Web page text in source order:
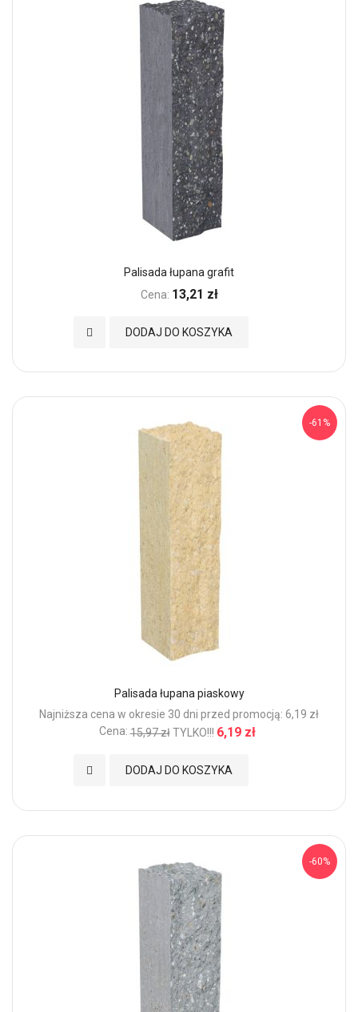
Palisada łupana grafit
Cena: 13,21 zł
DODAJ DO KOSZYKA
Dodaj do Ulubionych
-61%
Palisada łupana piaskowy
Najniższa cena w okresie 30 dni przed promocją: 6,19 zł
Cena: 15,97 zł TYLKO!!! 6,19 zł
DODAJ DO KOSZYKA
Dodaj do Ulubionych
-60%